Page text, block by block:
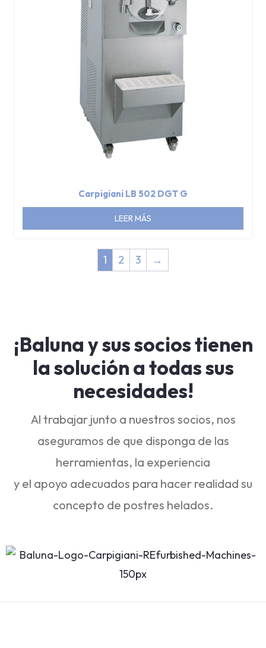
Carpigiani LB 502 DGT G
LEER MÁS
1 2 3 →
¡Baluna y sus socios tienen
la solución a todas sus
necesidades!
Al trabajar junto a nuestros socios, nos
aseguramos de que disponga de las
herramientas, la experiencia
y el apoyo adecuados para hacer realidad su
concepto de postres helados.